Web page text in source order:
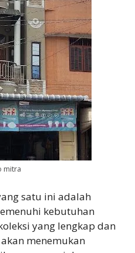
mitra
satu ini adalah
kebutuhan
yang lengkap dan
menemukan